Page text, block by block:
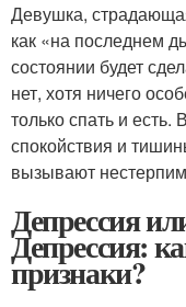
Девушка,
как «на последнем
состоянии будет
нет, хотя ничего
только спать и есть.
спокойствия и
вызывают
Депрессия
Депрессия:
признаки?